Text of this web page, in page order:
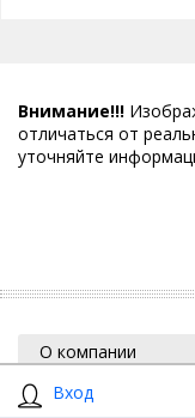
Вход
Внимание!!!
отличаться от
уточняйте
О компании
Помощь